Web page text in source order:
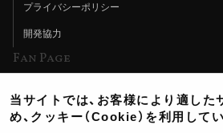
プライバシーポリシー
開発協力
Fan Page
ヨシムラTV
当サイトでは、お客様により適した
め、クッキー（Cookie）を利用してい